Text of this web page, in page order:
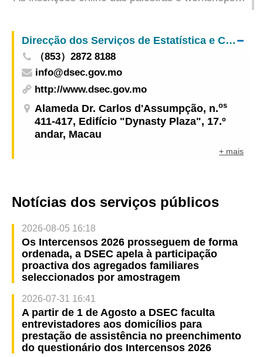
próximo ano
aceites a partir de amanhã
Direcção dos Serviços de Estatística e Censos
（853）2872 8188
info@dsec.gov.mo
http://www.dsec.gov.mo
Alameda Dr. Carlos d'Assumpção, n.os
411-417, Edifício "Dynasty Plaza", 17.º
andar, Macau
+ mais
Notícias dos serviços públicos
2026-08-05 16:18
Os Intercensos 2026 prosseguem de forma
ordenada, a DSEC apela à participação
proactiva dos agregados familiares
seleccionados por amostragem
2026-07-31 16:41
A partir de 1 de Agosto a DSEC faculta
entrevistadores aos domicílios para
prestação de assistência no preenchimento
do questionário dos Intercensos 2026